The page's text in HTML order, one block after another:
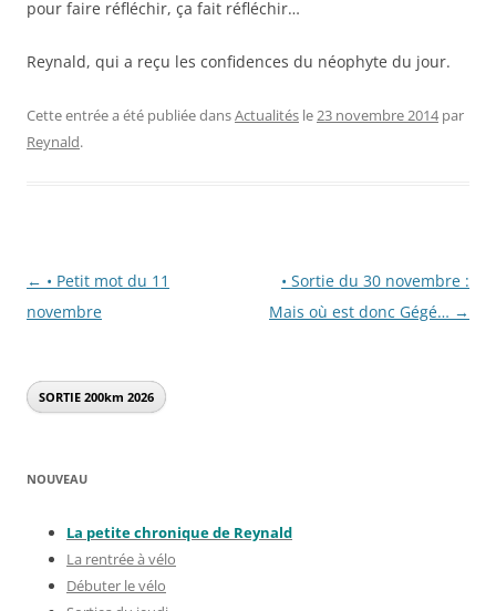
pour faire réfléchir, ça fait réfléchir…
Reynald, qui a reçu les confidences du néophyte du jour.
Cette entrée a été publiée dansActualités le23 novembre 2014 par
Reynald.
Navigation
des
← • Petit mot du 11
novembre
• Sortie du 30 novembre :
Mais où est donc Gégé… →
SORTIE 200km 2026
NOUVEAU
La petite chronique de Reynald
La rentrée à vélo
Débuter le vélo